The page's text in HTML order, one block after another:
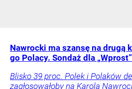
Nawrocki ma szansę na drugą
go Polacy. Sondaż dla „Wprost”
Blisko 39 proc. Polek i Polaków
zagłosowałoby na Karola